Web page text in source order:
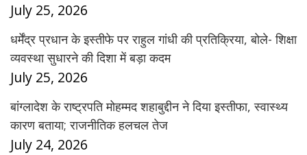
July 25, 2026
धर्मेंद्र प्रधान के इस्तीफे पर राहुल गांधी की प्रतिक्रिया, बोले- शिक्षा
व्यवस्था सुधारने की दिशा में बड़ा कदम
July 25, 2026
बांग्लादेश के राष्ट्रपति मोहम्मद शहाबुद्दीन ने दिया इस्तीफा, स्वास्थ्य
कारण बताया; राजनीतिक हलचल तेज
July 24, 2026